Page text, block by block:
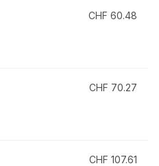
CHF 60.48
CHF 70.27
CHF 107.61